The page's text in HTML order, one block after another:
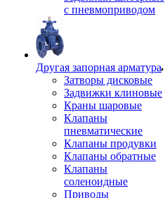
с пневмоприводом
Другая запорная арматура
Затворы дисковые
Задвижки клиновые
Краны шаровые
Клапаны
пневматические
Клапаны продувки
Клапаны обратные
Клапаны
соленоидные
Приводы